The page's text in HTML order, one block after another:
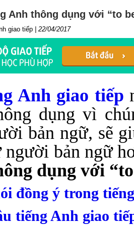
Anh thông dụng với “to
giao tiếp 22/04/2017
Anh giao tiếp
dụng vì
bản ngữ, sẽ
người bản ngữ
dụng với
đồng ý trong
tiếng Anh giao